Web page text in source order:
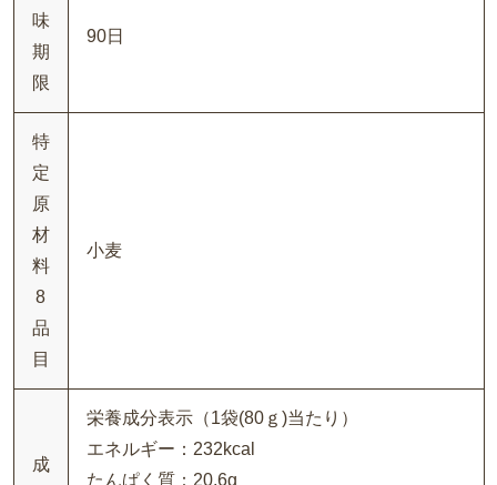
味
期
限
90日
特
定
原
材
料
8
品
目
小麦
成
栄養成分表示（1袋(80ｇ)当たり）
エネルギー：232kcal
たんぱく質：20.6g